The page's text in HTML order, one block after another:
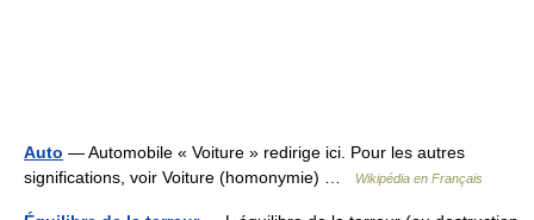
Auto — Automobile « Voiture » redirige ici. Pour les autres
significations, voir Voiture (homonymie) …
Wikipédia en Français